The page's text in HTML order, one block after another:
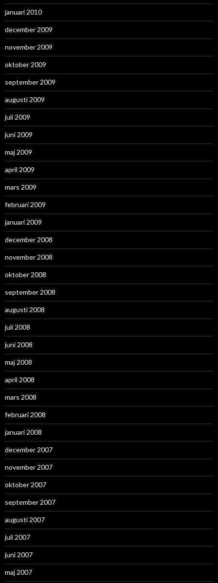
januari 2010
december 2009
november 2009
oktober 2009
september 2009
augusti 2009
juli 2009
juni 2009
maj 2009
april 2009
mars 2009
februari 2009
januari 2009
december 2008
november 2008
oktober 2008
september 2008
augusti 2008
juli 2008
juni 2008
maj 2008
april 2008
mars 2008
februari 2008
januari 2008
december 2007
november 2007
oktober 2007
september 2007
augusti 2007
juli 2007
juni 2007
maj 2007